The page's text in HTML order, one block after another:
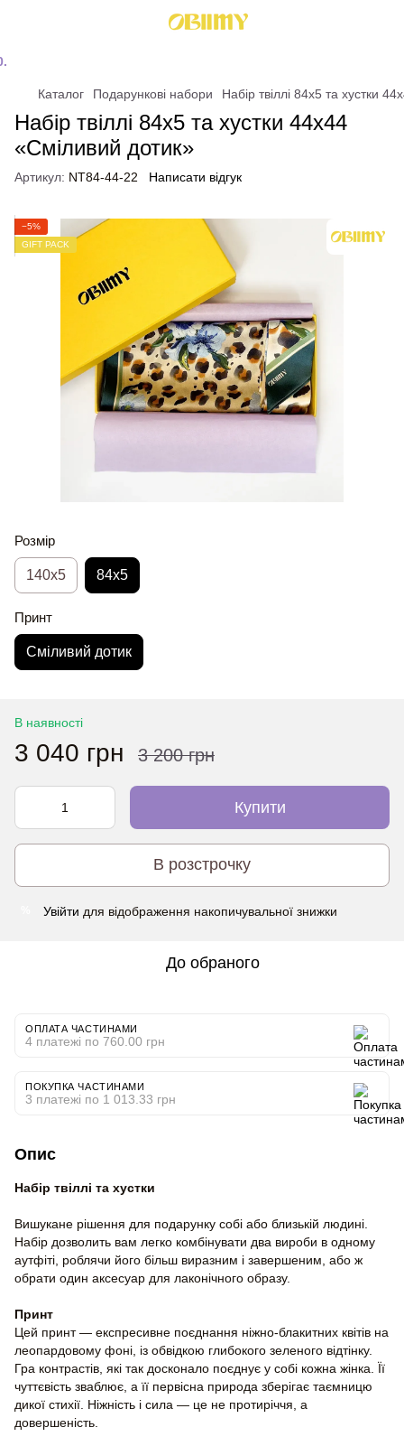
Каталог Подарункові набори Набір твіллі 84x5 та хустки
Набір твіллі 84x5 та хустки 44x44
«Сміливий дотик»
Артикул: NT84-44-22 Написати відгук
−5%
GIFT PACK
Розмір
140x5 84x5
Принт
Сміливий дотик
В наявності
3 040 грн 3 200 грн
Купити
В розстрочку
Увійти для відображення накопичувальної знижки
До обраного
ОПЛАТА ЧАСТИНАМИ
4 платежі по 760.00 грн
ПОКУПКА ЧАСТИНАМИ
3 платежі по 1 013.33 грн
Опис
Набір твіллі та хустки
Вишукане рішення для подарунку собі або близькій людині.
Набір дозволить вам легко комбінувати два вироби в одному
аутфіті, роблячи його більш виразним і завершеним, або ж
обрати один аксесуар для лаконічного образу.
Принт
Цей принт — експресивне поєднання ніжно-блакитних квітів на
леопардовому фоні, із обвідкою глибокого зеленого відтінку.
Гра контрастів, які так досконало поєднує у собі кожна жінка. Її
чуттєвість зваблює, а її первісна природа зберігає таємницю
дикої стихії. Ніжність і сила — це не протиріччя, а
довершеність.